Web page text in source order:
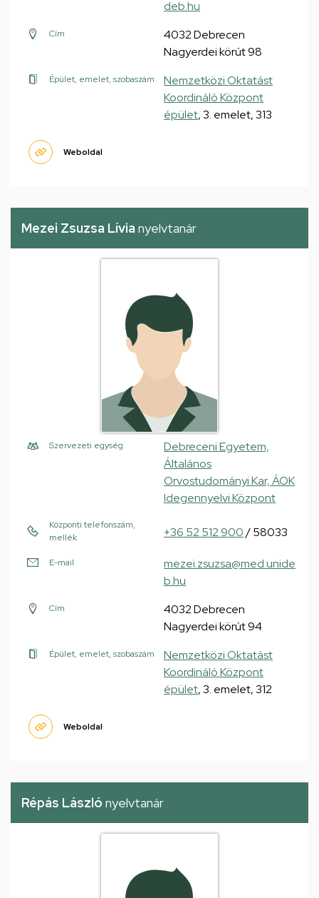
deb.hu
Cím
4032 Debrecen
Nagyerdei körút 98
Épület, emelet, szobaszám
Nemzetközi Oktatást
Koordináló Központ
épület, 3. emelet, 313
Weboldal
Mezei Zsuzsa Lívia nyelvtanár
Szervezeti egység
Debreceni Egyetem,
Általános
Orvostudományi Kar, ÁOK
Idegennyelvi Központ
Központi telefonszám,
mellék
+36 52 512 900/ 58033
E-mail
mezei.zsuzsa@med.unide
b.hu
Cím
4032 Debrecen
Nagyerdei körút 94
Épület, emelet, szobaszám
Nemzetközi Oktatást
Koordináló Központ
épület, 3. emelet, 312
Weboldal
Répás László nyelvtanár